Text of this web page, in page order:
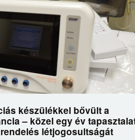
készülékkel bővült a
– közel egy év
létjogosultságát